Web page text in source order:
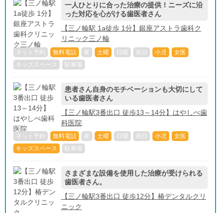
一人ひとりに合った治療の提供！ニーズに沿
った対応を心がける歯医者さん
【三ノ輪駅 1a徒歩 1分】銀座アストラ歯科ク
リニック三ノ輪
ネット予約 無料電話 夜 土曜 日曜 祝日 小児
女医
キッズスペース
駐車場
患者さん自身のモチベーションも大切にして
いる歯医者さん
【三ノ輪駅3番出口 徒歩13～14分】はやしべ歯
科医院
ネット予約 無料電話 夜 土曜 日曜 祝日 小児
女医
キッズスペース
駐車場
さまざまな設備を使用した治療が受けられる
歯医者さん。
【三ノ輪駅3番出口 徒歩12分】椿デンタルクリ
ニック